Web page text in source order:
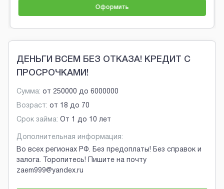
Оформить
Brobaza - Обычные объявления
ДЕНЬГИ ВСЕМ БЕЗ ОТКАЗА! КРЕДИТ С
ПРОСРОЧКАМИ!
Сумма: от 250000 до 6000000
Возраст: от 18 до 70
Срок займа: От 1 до 10 лет
Дополнительная информация:
Во всех регионах РФ. Без предоплаты! Без справок и
залога. Торопитесь! Пишите на почту
zaem999@yandex.ru